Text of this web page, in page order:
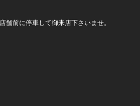
舗前に停車して御来店下さいませ。